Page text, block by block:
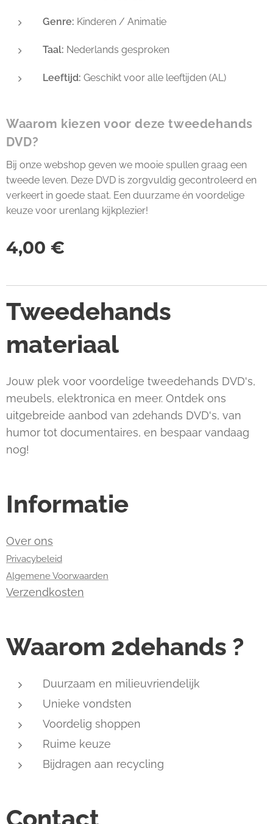
Genre: Kinderen / Animatie
Taal: Nederlands gesproken
Leeftijd: Geschikt voor alle leeftijden (AL)
Waarom kiezen voor deze tweedehands
DVD?
Bij onze webshop geven we mooie spullen graag een
tweede leven. Deze DVD is zorgvuldig gecontroleerd en
verkeert in goede staat. Een duurzame én voordelige
keuze voor urenlang kijkplezier!
4,00 €
Tweedehands
materiaal
Jouw plek voor voordelige tweedehands DVD's,
meubels, elektronica en meer. Ontdek ons
uitgebreide aanbod van 2dehands DVD's, van
humor tot documentaires, en bespaar vandaag
nog!
Informatie
Over ons
Privacybeleid
Algemene Voorwaarden
Verzendkosten
Waarom 2dehands ?
Duurzaam en milieuvriendelijk
Unieke vondsten
Voordelig shoppen
Ruime keuze
Bijdragen aan recycling
Contact